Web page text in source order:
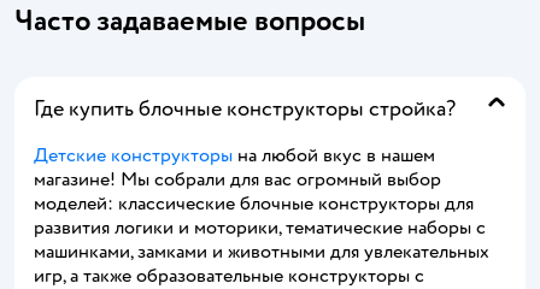
Часто задаваемые вопросы
Где купить блочные конструкторы стройка?
Детские конструкторы на любой вкус в нашем
магазине! Мы собрали для вас огромный выбор
моделей: классические блочные конструкторы для
развития логики и моторики, тематические наборы с
машинками, замками и животными для увлекательных
игр, а также образовательные конструкторы с